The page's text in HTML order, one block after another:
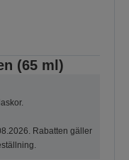
(65 ml)
Rabatten gäller